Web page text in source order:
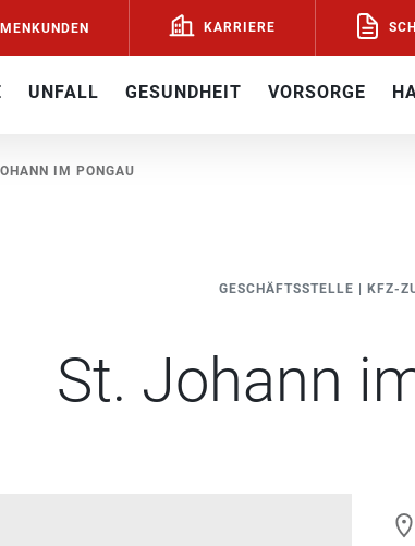
KARRIERE
UNFALL GESUNDHEIT VORSORGE
IM PONGAU
GESCHÄFTSSTELLE KFZ-
St. Johann